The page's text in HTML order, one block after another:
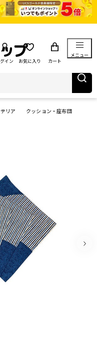
イン お気に入り カート
メニュー
リア
クッション・座布団